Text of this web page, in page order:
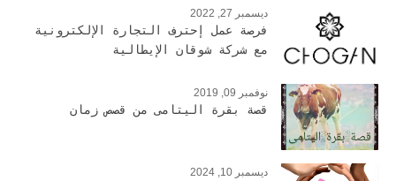
ديسمبر 27, 2022
فرصة عمل إحترف التجارة الإلكترونية
مع شركة شوقان الإيطالية
نوفمبر 09, 2019
قصة بقرة اليتامى من قصص زمان
ديسمبر 10, 2024